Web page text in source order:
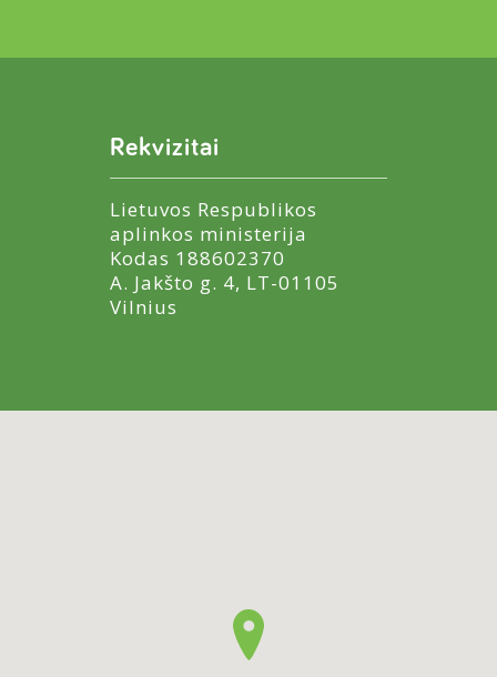
Rekvizitai
Lietuvos Respublikos
aplinkos ministerija
Kodas 188602370
A. Jakšto g. 4, LT-01105
Vilnius